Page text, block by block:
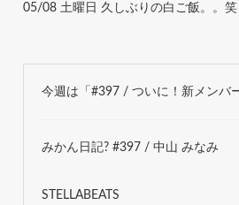
05/08 土曜日 久しぶりの白ご飯。。笑
今週は「#397 / ついに！新メンバ
みかん日記? #397 / 中山 みなみ
STELLABEATS